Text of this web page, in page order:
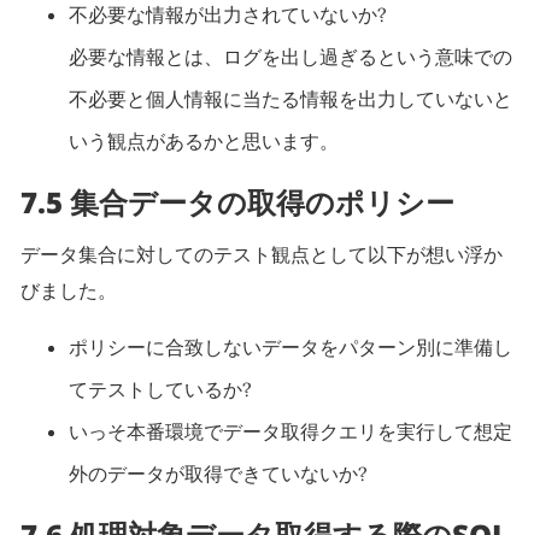
不必要な情報が出力されていないか?
必要な情報とは、ログを出し過ぎるという意味での
不必要と個人情報に当たる情報を出力していないと
いう観点があるかと思います。
7.5 集合データの取得のポリシー
データ集合に対してのテスト観点として以下が想い浮か
びました。
ポリシーに合致しないデータをパターン別に準備し
てテストしているか?
いっそ本番環境でデータ取得クエリを実行して想定
外のデータが取得できていないか?